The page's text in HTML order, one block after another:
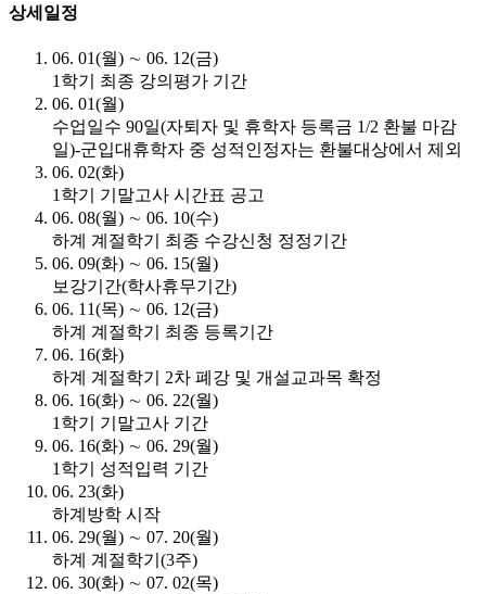
상세일정
06. 01(월) ∼ 06. 12(금)
1학기 최종 강의평가 기간
06. 01(월)
수업일수 90일(자퇴자 및 휴학자 등록금 1/2 환불 마감
일)-군입대휴학자 중 성적인정자는 환불대상에서 제외
06. 02(화)
1학기 기말고사 시간표 공고
06. 08(월) ∼ 06. 10(수)
하계 계절학기 최종 수강신청 정정기간
06. 09(화) ∼ 06. 15(월)
보강기간(학사휴무기간)
06. 11(목) ∼ 06. 12(금)
하계 계절학기 최종 등록기간
06. 16(화)
하계 계절학기 2차 폐강 및 개설교과목 확정
06. 16(화) ∼ 06. 22(월)
1학기 기말고사 기간
06. 16(화) ∼ 06. 29(월)
1학기 성적입력 기간
06. 23(화)
하계방학 시작
06. 29(월) ∼ 07. 20(월)
하계 계절학기(3주)
06. 30(화) ∼ 07. 02(목)